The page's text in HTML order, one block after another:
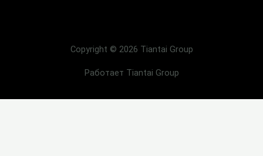
Copyright © 2026 Tiantai Group
Работает Tiantai Group